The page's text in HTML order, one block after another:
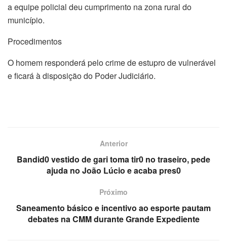
a equipe policial deu cumprimento na zona rural do
município.
Procedimentos
O homem responderá pelo crime de estupro de vulnerável
e ficará à disposição do Poder Judiciário.
Anterior
Bandid0 vestido de gari toma tir0 no traseiro, pede
ajuda no João Lúcio e acaba pres0
Próximo
Saneamento básico e incentivo ao esporte pautam
debates na CMM durante Grande Expediente